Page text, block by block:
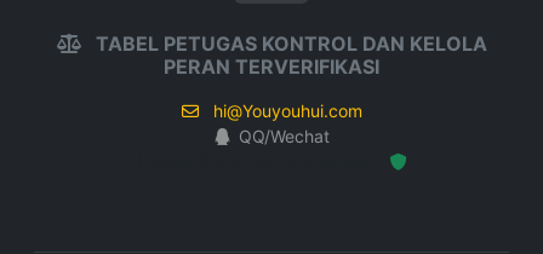
TABEL PETUGAS KONTROL DAN KELOLA
PERAN TERVERIFIKASI
hi@Youyouhui.com
QQ/Wechat